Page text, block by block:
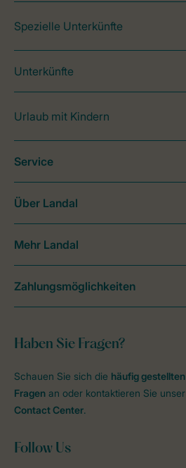
Spezielle Unterkünfte
Unterkünfte
Urlaub mit Kindern
Haben Sie Fragen?
Schauen Sie sich die häufig gestellten
Fragen an oder kontaktieren Sie unser
Contact Center.
Follow Us
Service
Über Landal
Mehr Landal
Zahlungsmöglichkeiten